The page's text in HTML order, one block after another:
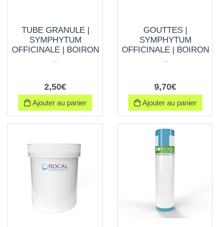
TUBE GRANULE |
SYMPHYTUM
OFFICINALE | BOIRON
2,50€
Ajouter au panier
GOUTTES |
SYMPHYTUM
OFFICINALE | BOIRON
9,70€
Ajouter au panier